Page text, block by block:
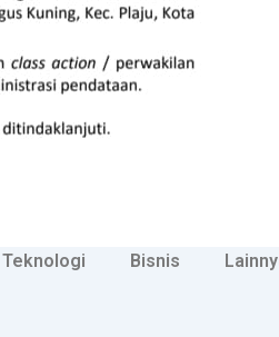
Teknologi Bisnis